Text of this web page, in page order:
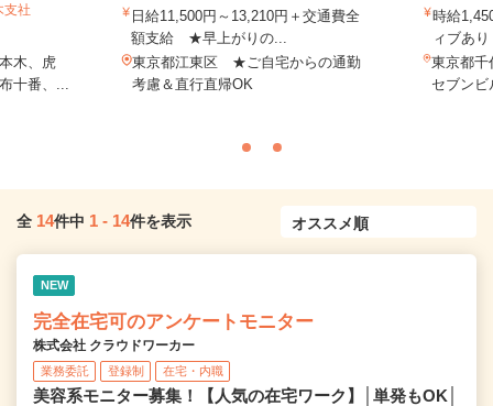
社
木、虎
十番、...
日給11,500円～13,210円＋交通費全
額支給 ★早上がりの...
東京都江東区 ★ご自宅からの通勤
考慮＆直行直帰OK
時給
ィブあ
東京都
セブン
全 14件中 1 - 14件を表示
NEW
完全在宅可のアンケートモニター
株式会社 クラウドワーカー
業務委託 登録制 在宅・内職
美容系モニター募集！【人気の在宅ワーク】│単発もOK│